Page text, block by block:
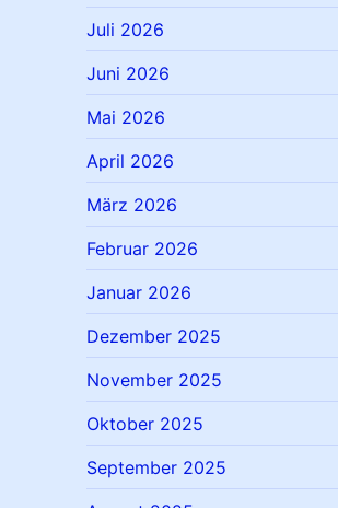
Juli 2026
Juni 2026
Mai 2026
April 2026
März 2026
Februar 2026
Januar 2026
Dezember 2025
November 2025
Oktober 2025
September 2025